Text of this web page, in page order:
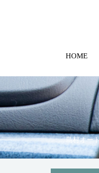
HOME
島村オー